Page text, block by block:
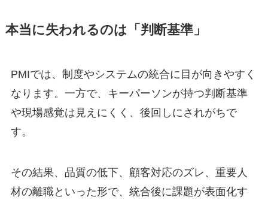
本当に失われるのは「判断基準」
PMIでは、制度やシステムの統合に目が向きやすく
なります。一方で、キーパーソンが持つ判断基準
や現場感覚は見えにくく、後回しにされがちで
す。
その結果、品質の低下、顧客対応のズレ、重要人
材の離職といった形で、統合後に課題が表面化す